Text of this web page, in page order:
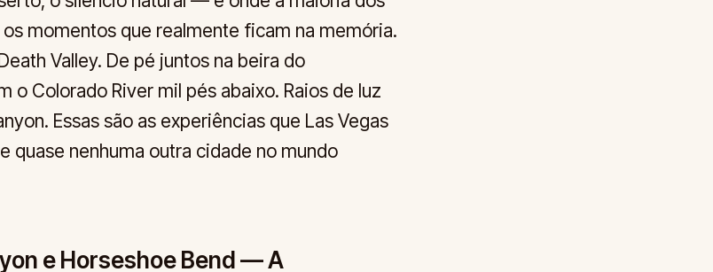
momentos que realmente ficam na memória.
Valley. De pé juntos na beira do
o Colorado River mil pés abaixo. Raios de luz
Essas são as experiências que Las Vegas
quase nenhuma outra cidade no mundo
e Horseshoe Bend — A